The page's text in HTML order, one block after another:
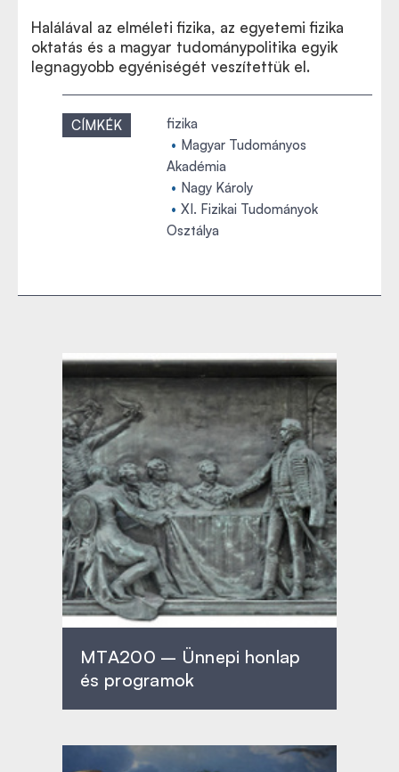
Halálával az elméleti fizika, az egyetemi fizika
oktatás és a magyar tudománypolitika egyik
legnagyobb egyéniségét veszítettük el.
CÍMKÉK
fizika
Magyar Tudományos
Akadémia
Nagy Károly
XI. Fizikai Tudományok
Osztálya
MTA200 – Ünnepi honlap
és programok